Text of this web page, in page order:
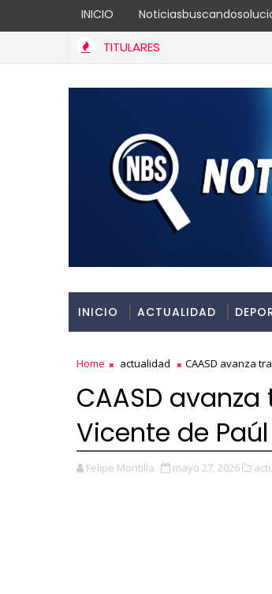
INICIO
TITULARES
INICIO ACTUALIDAD
Home actualidad CAASD avanza
CAASD
Vicente de Paúl
Felipe Montilla mayo 27, 2026